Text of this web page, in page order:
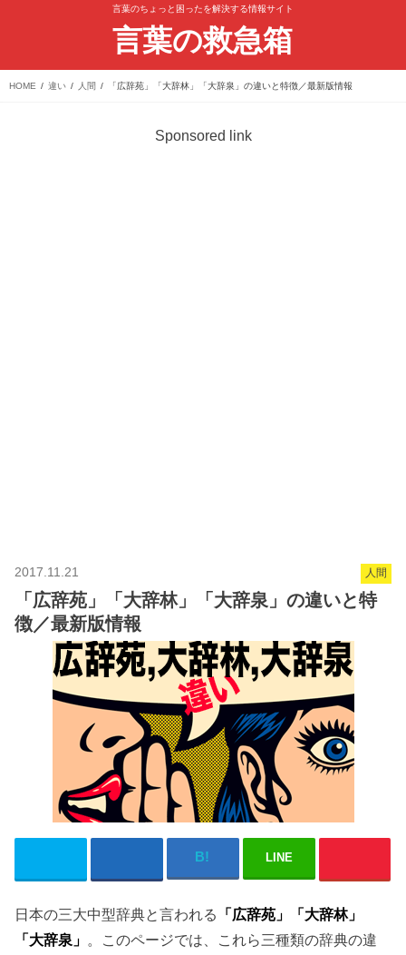
言葉のちょっと困ったを解決する情報サイト
言葉の救急箱
HOME 違い 人間 「広辞苑」「大辞林」「大辞泉」の違いと特徴／最新版情報
Sponsored link
人間
2017.11.21
「広辞苑」「大辞林」「大辞泉」の違いと特
徴／最新版情報
LINE
日本の三大中型辞典と言われる
「広辞苑」「大辞林」
「大辞泉」
。このページでは、これら三種類の辞典の違